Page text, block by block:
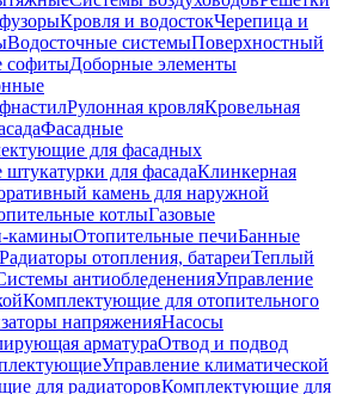
Кровля и водостокЧерепица и
Водосточные системыПоверхностный
софитыДоборные элементы
Рулонная кровляКровельная
Фасадные
для фасадных
для фасадаКлинкерная
камень для наружной
котлыГазовые
каминыОтопительные печиБанные
Радиаторы отопления, батареиТеплый
антиобледененияУправление
Комплектующие для отопительного
напряженияНасосы
арматураОтвод и подвод
Управление климатической
для радиаторовКомплектующие для